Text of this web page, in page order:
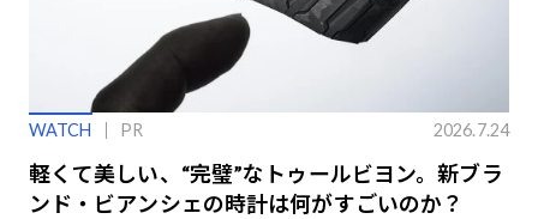
WATCH PR 2026.7.24
軽くて美しい、“完璧”なトゥールビヨン。新ブラ
ンド・ビアンシェの時計は何がすごいのか？